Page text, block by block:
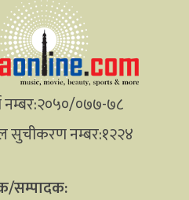
नम्बर:२०५०/०७७-७८
सुचीकरण नम्बर:१२२४
सम्पादक: